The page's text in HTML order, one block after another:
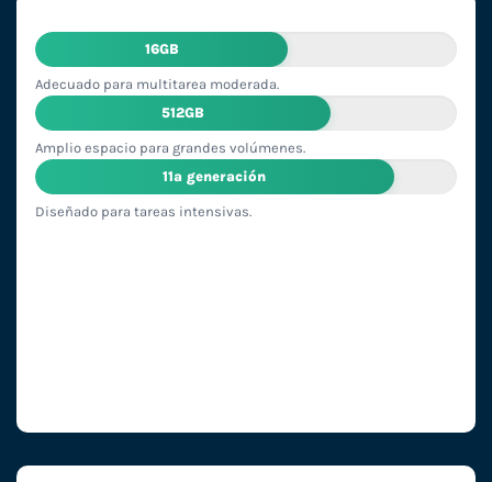
16GB
Adecuado para multitarea moderada.
512GB
Amplio espacio para grandes volúmenes.
11ª generación
Diseñado para tareas intensivas.